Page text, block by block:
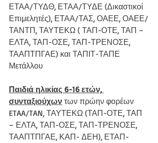
ΕΤΑΑ/ΤΥΔΘ, ΕΤΑΑ/ΤΥΔΕ (Δικαστικοί
Επιμελητές), ΕΤΑΑ/ΤΑΣ, ΟΑΕΕ, ΟΑΕΕ/
ΤΑΝΤΠ, ΤΑΥΤΕΚΩ ( ΤΑΠ-ΟΤΕ, ΤΑΠ –
ΕΛΤΑ, ΤΑΠ-ΟΣΕ, ΤΑΠ-ΤΡΕΝΟΣΕ,
ΤΑΑΠΤΠΓΑΕ) και ΤΑΠΙΤ-ΤΑΠΕ
Μετάλλου
Παιδιά ηλικίας 6-16 ετών,
συνταξιούχων των πρώην φορέων
ETAA/TAN, ΤΑΥΤΕΚΩ (ΤΑΠ-ΟΤΕ, ΤΑΠ
– ΕΛΤΑ, ΤΑΠ-ΟΣΕ, ΤΑΠ-ΤΡΕΝΟΣΕ,
ΤΑΑΠΤΠΓΑΕ, ΚΑΠ- ΔΕΗ), ΕΤΑΠ-